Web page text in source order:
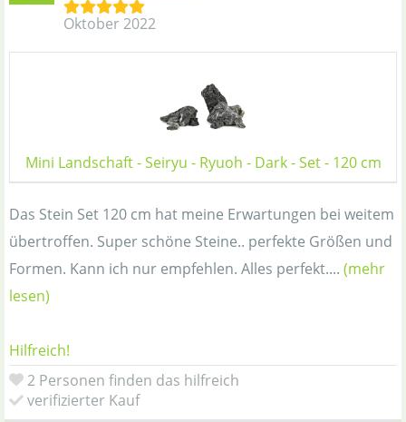
Oktober 2022
Mini Landschaft - Seiryu - Ryuoh - Dark - Set - 120 cm
Das Stein Set 120 cm hat meine Erwartungen bei weitem
übertroffen. Super schöne Steine.. perfekte Größen und
Formen. Kann ich nur empfehlen. Alles perfekt.... (mehr
lesen)
Hilfreich!
2 Personen finden das hilfreich
verifizierter Kauf